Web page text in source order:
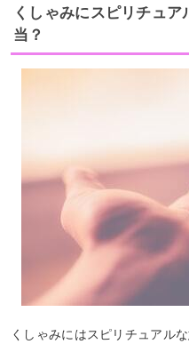
くしゃみにスピリチュ
当？
くしゃみにはスピリチュアル